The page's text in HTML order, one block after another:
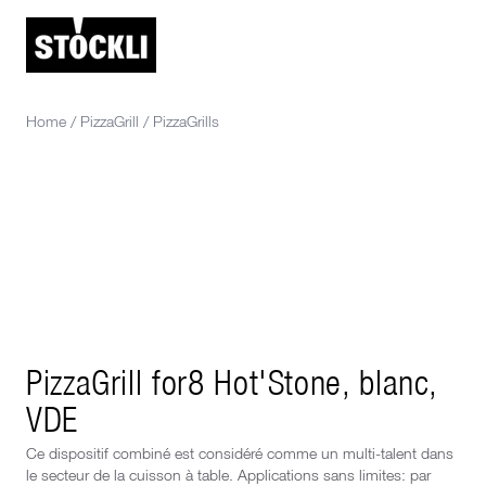
Home / PizzaGrill / PizzaGrills
PizzaGrill for8 Hot'Stone, blanc,
VDE
Ce dispositif combiné est considéré comme un multi-talent dans
le secteur de la cuisson à table. Applications sans limites: par